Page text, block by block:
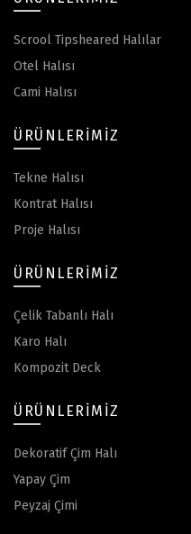
Scrool Tipsheared Halılar
Otel Halısı
Cami Halısı
ÜRÜNLERIMIZ
Tekne Halısı
Kontrat Halısı
Proje Halısı
ÜRÜNLERIMIZ
Çelik Tabanlı Halı
Karo Halı
Kompozit Deck
ÜRÜNLERIMIZ
Dekoratif Çim Halı
Yapay Çim
Peyzaj Çimi